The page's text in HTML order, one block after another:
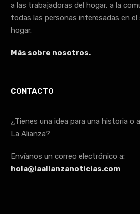
a las trabajadoras del hogar, a la
todas las personas interesadas en
hogar.
Más sobre nosotros.
CONTACTO
¿Tienes una idea para una historia o
La Alianza?
Envíanos un correo electrónico a:
hola@laalianzanoticias.com